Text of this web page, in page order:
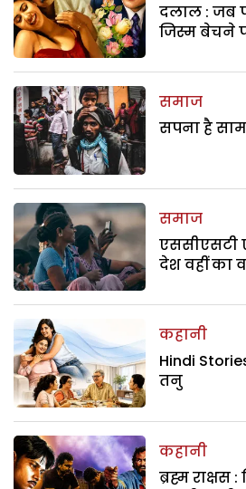
दलाल : जब
जिस्म बेचने
समाज
सपना है
समाज
एससीएसटी
देश वहीं का
कहानी
Hindi
तनु
कहानी
ब्रह्म